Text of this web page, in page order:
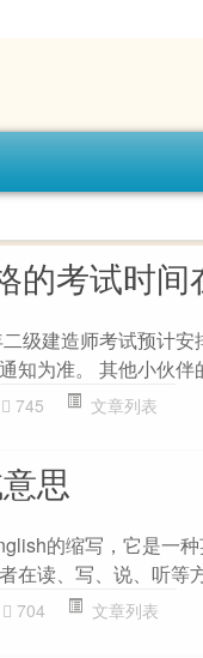
的考试时间
级建造师考试预计
知为准。 其他小伙伴
745 文章列表
思
的缩写，它是一
在读、写、说、听等
704 文章列表